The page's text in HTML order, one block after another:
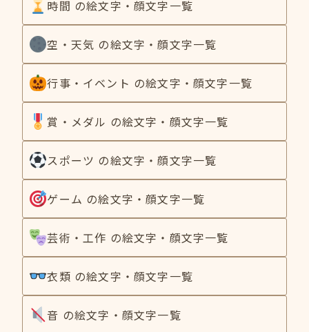
時間 の絵文字・顔文字一覧
空・天気 の絵文字・顔文字一覧
行事・イベント の絵文字・顔文字一覧
賞・メダル の絵文字・顔文字一覧
スポーツ の絵文字・顔文字一覧
ゲーム の絵文字・顔文字一覧
芸術・工作 の絵文字・顔文字一覧
衣類 の絵文字・顔文字一覧
音 の絵文字・顔文字一覧